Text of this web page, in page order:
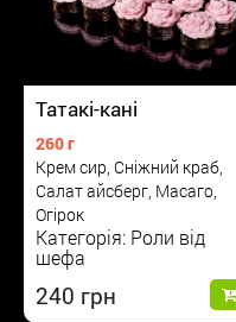
Татакі-кані
260 г
Крем сир, Сніжний краб,
Салат айсберг, Масаго,
Огірок
Категорія: Роли від
шефа
240